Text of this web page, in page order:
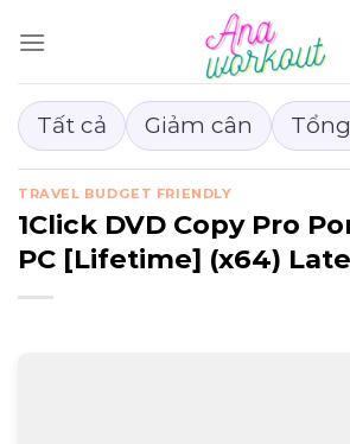
đến
dung
Tất cả Giảm cân
TRAVEL BUDGET FRIENDLY
1Click DVD Copy Pro
PC [Lifetime] (x64)